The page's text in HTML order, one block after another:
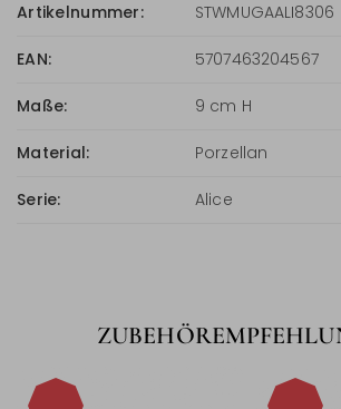
Artikelnummer: STWMUGAALI8306
EAN: 5707463204567
Maße: 9 cm H
Material: Porzellan
Serie: Alice